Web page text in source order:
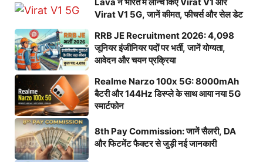
Virat V1 5G, जानें कीमत, फीचर्स और सेल डेट
RRB JE Recruitment 2026: 4,098
जूनियर इंजीनियर पदों पर भर्ती, जानें योग्यता,
आवेदन और चयन प्रक्रिया
Realme Narzo 100x 5G: 8000mAh
बैटरी और 144Hz डिस्प्ले के साथ आया नया 5G
स्मार्टफोन
8th Pay Commission: जानें सैलरी, DA
और फिटमेंट फैक्टर से जुड़ी नई जानकारी